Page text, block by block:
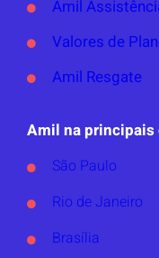
Amil
Valores de
Amil Resgate
Amil na
São Paulo
Rio de Janeiro
Brasília